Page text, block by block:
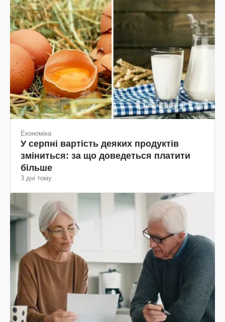
Економіка
У серпні вартість деяких продуктів
зміниться: за що доведеться платити
більше
3 дні тому